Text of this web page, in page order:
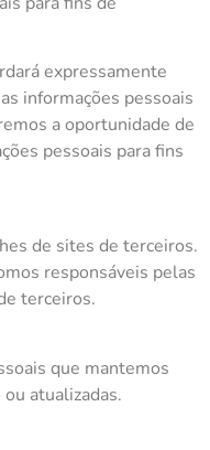
expressamente
informações pessoais
a oportunidade de
pessoais para fins
de sites de terceiros.
responsáveis pelas
terceiros.
que mantemos
atualizadas.